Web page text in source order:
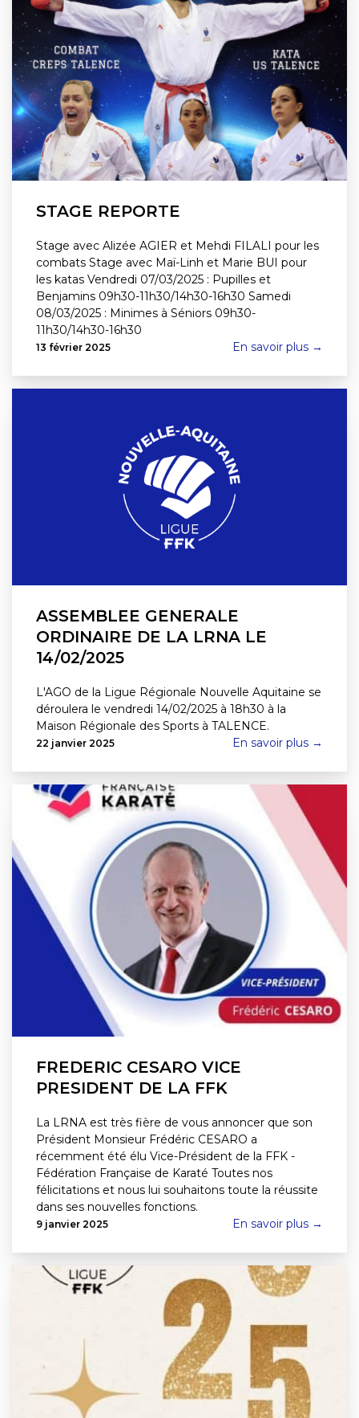
STAGE REPORTE
Stage avec Alizée AGIER et Mehdi FILALI pour les
combats Stage avec Maï-Linh et Marie BUI pour
les katas Vendredi 07/03/2025 : Pupilles et
Benjamins 09h30-11h30/14h30-16h30 Samedi
08/03/2025 : Minimes à Séniors 09h30-
11h30/14h30-16h30
13 février 2025 En savoir plus →
ASSEMBLEE GENERALE
ORDINAIRE DE LA LRNA LE
14/02/2025
L'AGO de la Ligue Régionale Nouvelle Aquitaine se
déroulera le vendredi 14/02/2025 à 18h30 à la
Maison Régionale des Sports à TALENCE.
22 janvier 2025 En savoir plus →
FREDERIC CESARO VICE
PRESIDENT DE LA FFK
La LRNA est très fière de vous annoncer que son
Président Monsieur Frédéric CESARO a
récemment été élu Vice-Président de la FFK -
Fédération Française de Karaté Toutes nos
félicitations et nous lui souhaitons toute la réussite
dans ses nouvelles fonctions.
9 janvier 2025 En savoir plus →